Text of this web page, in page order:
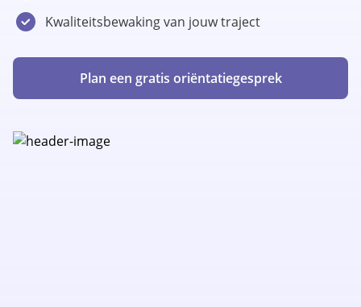
Kwaliteitsbewaking van jouw traject
Plan een gratis oriëntatiegesprek